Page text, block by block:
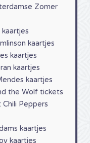
Zomer
kaartjes
kaartjes
kaartjes
kaartjes
kaartjes
the Wolf tickets
Chili Peppers
kaartjes
kaartjes